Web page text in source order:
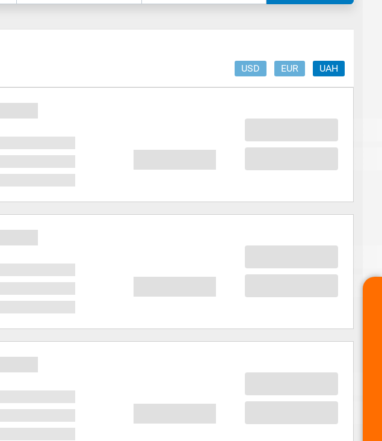
USD EUR UAH